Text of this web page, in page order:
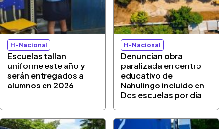
H-Nacional
Escuelas tallan
uniforme este año y
serán entregados a
alumnos en 2026
H-Nacional
Denuncian obra
paralizada en centro
educativo de
Nahulingo incluido en
Dos escuelas por día